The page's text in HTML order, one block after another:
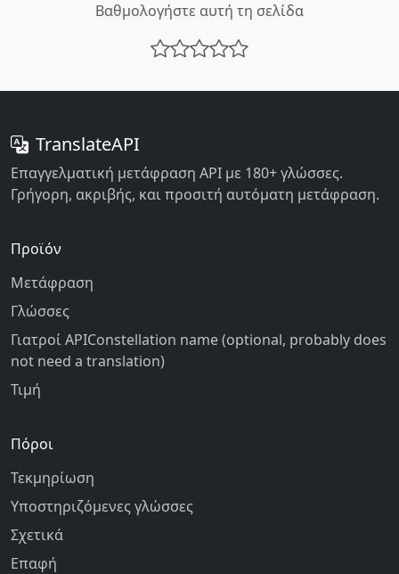
Βαθμολογήστε αυτή τη σελίδα
TranslateAPI
Επαγγελματική μετάφραση API με 180+ γλώσσες.
Γρήγορη, ακριβής, και προσιτή αυτόματη μετάφραση.
Προϊόν
Μετάφραση
Γλώσσες
Γιατροί APIConstellation name (optional, probably does
not need a translation)
Τιμή
Πόροι
Τεκμηρίωση
Υποστηριζόμενες γλώσσες
Σχετικά
Επαφή